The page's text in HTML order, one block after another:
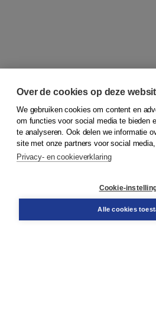
© 2026Koninklijke Boom uitgevers
Bestellen
Over de cookies op deze
We gebruiken cookies om content en
om functies voor social media te bieden
te analyseren. Ook delen we informatie
site met onze partners voor social
Privacy- en cookieverklaring
Cookie-
Alle cookies